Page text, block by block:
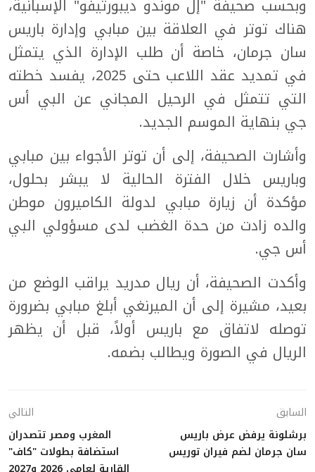
وبحسب صحيفة "إل موندو ديبورتيفو" الإسبانية،
هناك توتر في العلاقة بين مبابي وإدارة باريس
سان جرمان، خاصة أن طلب الإدارة الذي يتمثل
في تمديد عقد اللاعب حتى 2025، يفسد خطته
التي تتمثل في الرحيل المجاني عن البي أس
جي بنهاية الموسم الجديد.
وأشارت الصحيفة، إلى أن توتر الأجواء بين مبابي
وباريس خلال الفترة الحالية لا يبشر بحلول،
مؤكدة أن زيارة مبابي لدولة الكاميرون موطن
والده زادت من حدة الغضب لدى مسؤولي البي
أس جي.
وأكدت الصحيفة، أن ريال مدريد يراقب الوضع من
بعيد، مشيرة إلى أن الميرنغي أبلغ مبابي بضرورة
توصله لاتفاق مع باريس أولاً، قبل أن يظهر
الريال في الصورة ويطالب بضمه.
السابق
برشلونة يرفض عرض باريس
سان جرمان لضم فيران توريس
التالي
المغرب ومصر تتصدران
استضافة بطولات "كاف"